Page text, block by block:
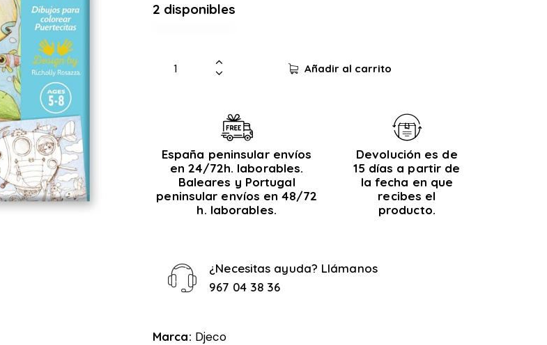
2 disponibles
Añadir al carrito
España peninsular envíos
en 24/72h. laborables.
Baleares y Portugal
peninsular envíos en 48/72
h. laborables.
Devolución es de
15 días a partir de
la fecha en que
recibes el
producto.
¿Necesitas ayuda? Llámanos
967 04 38 36
Marca: Djeco